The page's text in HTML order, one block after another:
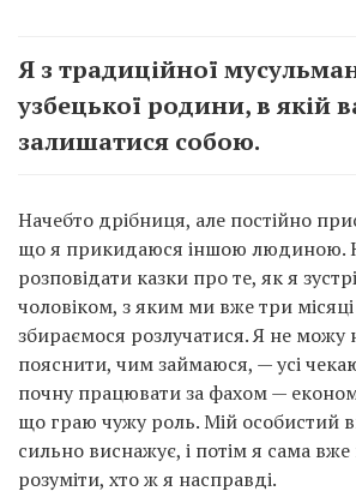
Я з традиційної
узбецької родини, в якій
залишатися собою.
Начебто дрібниця, але постійно
що я прикидаюся іншою людиною.
розповідати казки про те, як я
чоловіком, з яким ми вже три
збираємося розлучатися. Я не можу
пояснити, чим займаюся, — усі
почну працювати за фахом —
що граю чужу роль. Мій особистий
сильно виснажує, і потім я сама
розуміти, хто ж я насправді.